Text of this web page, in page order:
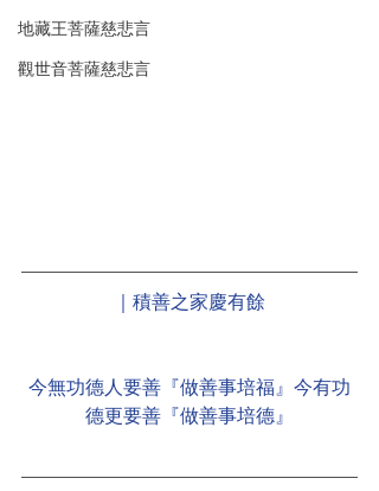
地藏王菩薩慈悲言
觀世音菩薩慈悲言
｜積善之家慶有餘
今無功德人要善『做善事培福』今有功
德更要善『做善事培德』